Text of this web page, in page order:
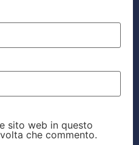
sito web in questo
che commento.